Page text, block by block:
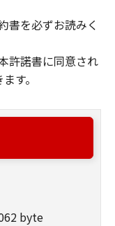
書を必ずお読みく
許諾書に同意され
す。
byte